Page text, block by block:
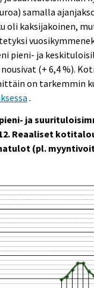
samalla
oli kaksijakoinen,
pieni- ja
(+ 6,4 %).
on tarkemmin
.
ja
Reaaliset
(pl.